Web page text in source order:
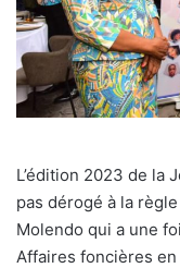
L’édition 2023 de la
pas dérogé à la
Molendo qui a une
Affaires foncières